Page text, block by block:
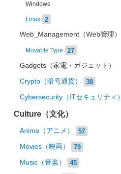
Windows
Linux 2
Web_Management（Web管理）
Movable Type 27
Gadgets（家電・ガジェット）
Crypto（暗号通貨） 38
Cybersecurity（ITセキュリティ）
Culture（文化）
Anime（アニメ） 57
Movies（映画） 79
Music（音楽） 45